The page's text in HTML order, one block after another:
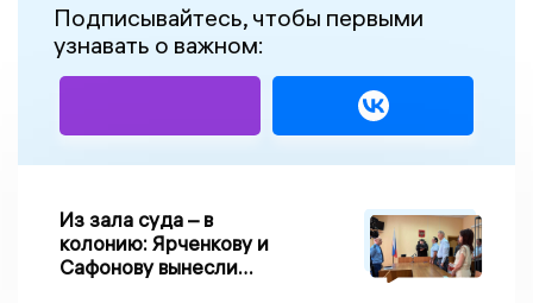
Подписывайтесь, чтобы первыми
узнавать о важном:
Из зала суда – в
колонию: Ярченкову и
Сафонову вынесли